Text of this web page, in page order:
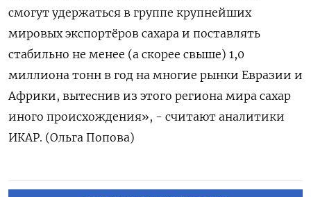
смогут удержаться в группе крупнейших
мировых экспортёров ‍сахара и поставлять
стабильно не менее (а скорее свыше) 1,0
миллиона тонн в год на многие рынки Евразии и
⁠Африки, вытеснив из этого региона мира сахар
иного происхождения», - считают аналитики
ИКАР. (Ольга Попова)